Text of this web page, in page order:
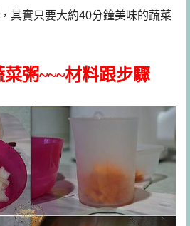
其實只要大約40分鐘美味的蔬菜
粥~~~材料跟步驟